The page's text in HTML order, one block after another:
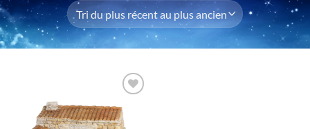
à la liste
d'envie